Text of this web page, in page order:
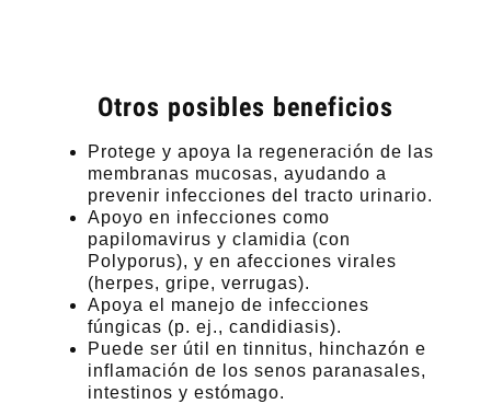
Otros posibles beneficios
Protege y apoya la regeneración de las
membranas mucosas, ayudando a
prevenir infecciones del tracto urinario.
Apoyo en infecciones como
papilomavirus y clamidia (con
Polyporus), y en afecciones virales
(herpes, gripe, verrugas).
Apoya el manejo de infecciones
fúngicas (p. ej., candidiasis).
Puede ser útil en tinnitus, hinchazón e
inflamación de los senos paranasales,
intestinos y estómago.